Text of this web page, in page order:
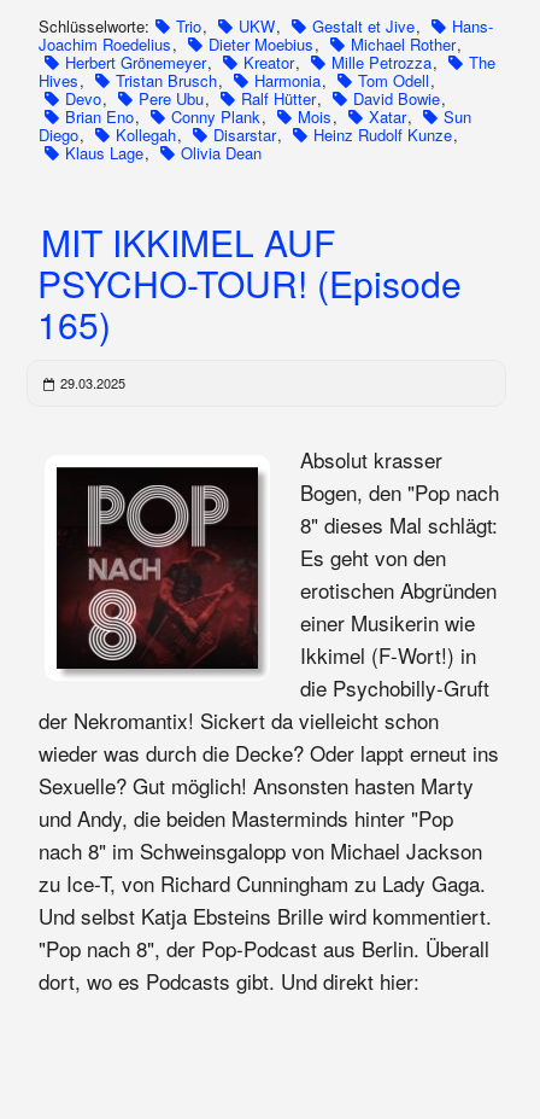
Schlüsselworte: Trio, UKW, Gestalt et Jive, Hans-
Joachim Roedelius, Dieter Moebius, Michael Rother,
Herbert Grönemeyer, Kreator, Mille Petrozza, The
Hives, Tristan Brusch, Harmonia, Tom Odell,
Devo, Pere Ubu, Ralf Hütter, David Bowie,
Brian Eno, Conny Plank, Mois, Xatar, Sun
Diego, Kollegah, Disarstar, Heinz Rudolf Kunze,
Klaus Lage, Olivia Dean
MIT IKKIMEL AUF
PSYCHO-TOUR! (Episode
165)
29.03.2025
Absolut krasser
Bogen, den "Pop nach
8" dieses Mal schlägt:
Es geht von den
erotischen Abgründen
einer Musikerin wie
Ikkimel (F-Wort!) in
die Psychobilly-Gruft
der Nekromantix! Sickert da vielleicht schon
wieder was durch die Decke? Oder lappt erneut ins
Sexuelle? Gut möglich! Ansonsten hasten Marty
und Andy, die beiden Masterminds hinter "Pop
nach 8" im Schweinsgalopp von Michael Jackson
zu Ice-T, von Richard Cunningham zu Lady Gaga.
Und selbst Katja Ebsteins Brille wird kommentiert.
"Pop nach 8", der Pop-Podcast aus Berlin. Überall
dort, wo es Podcasts gibt. Und direkt hier: